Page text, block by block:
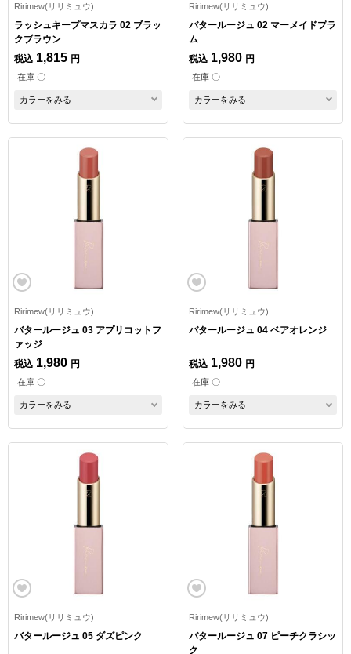
Ririmew(リリミュウ)
ラッシュキープマスカラ 02 ブラッ
クブラウン
税込 1,815 円
在庫 〇
カラーをみる
Ririmew(リリミュウ)
バタールージュ 02 マーメイドプラ
ム
税込 1,980 円
在庫 〇
カラーをみる
Ririmew(リリミュウ)
バタールージュ 03 アプリコットフ
ァッジ
税込 1,980 円
在庫 〇
カラーをみる
Ririmew(リリミュウ)
バタールージュ 04 ベアオレンジ
税込 1,980 円
在庫 〇
カラーをみる
Ririmew(リリミュウ)
バタールージュ 05 ダズピンク
Ririmew(リリミュウ)
バタールージュ 07 ピーチクラシッ
ク